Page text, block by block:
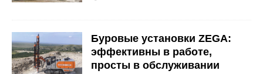
Буровые установки ZEGA:
эффективны в работе,
просты в обслуживании